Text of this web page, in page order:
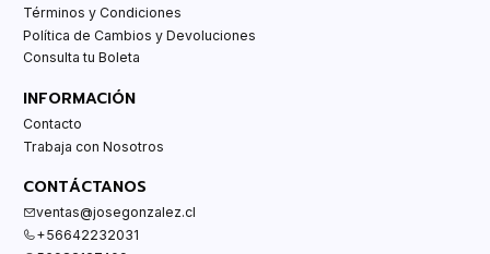
Términos y Condiciones
Política de Cambios y Devoluciones
Consulta tu Boleta
INFORMACIÓN
Contacto
Trabaja con Nosotros
CONTÁCTANOS
ventas@josegonzalez.cl
+56642232031